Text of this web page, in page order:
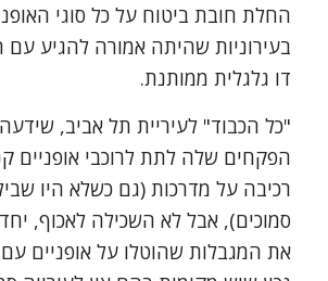
החלת חובת ביטוח על כל סוגי
בעירוניות שהיתה אמורה להגיע עם
דו גלגלית ממותנת.
"כל הכבוד" לעיריית תל אביב,
הפקחים שלה לתת לרוכבי אופניים
רכיבה על מדרכות (גם כשלא היו
סמוכים), אבל לא השכילה לאכוף,
את המגבלות שהוטלו על אופניים